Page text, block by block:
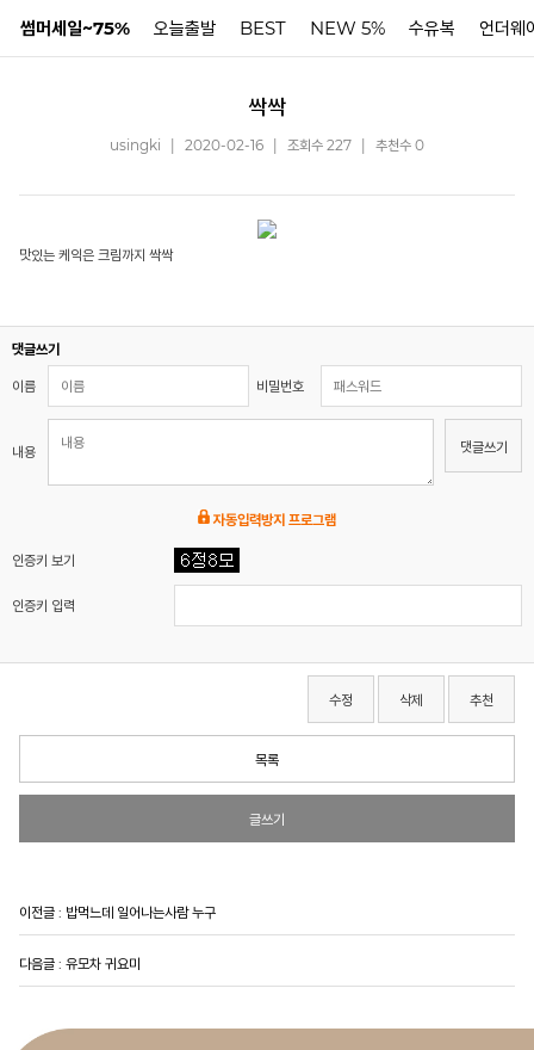
썸머세일~75% 오늘출발 BEST NEW 5% 수유복 언더웨
싹싹
usingki 2020-02-16 조회수 227 추천수 0
맛있는 케익은 크림까지 싹싹
댓글쓰기
이름 비밀번호
내용 댓글쓰기
자동입력방지 프로그램
인증키 보기
인증키 입력
수정 삭제 추천
목록
글쓰기
이전글 : 밥먹느데 일어나는사람 누구
다음글 : 유모차 귀요미